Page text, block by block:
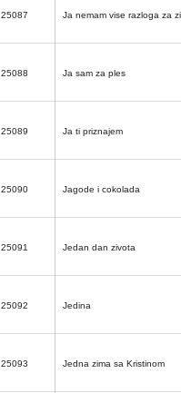
25087 Ja nemam vise razloga za
25088 Ja sam za ples
25089 Ja ti priznajem
25090 Jagode i cokolada
25091 Jedan dan zivota
25092 Jedina
25093 Jedna zima sa Kristinom